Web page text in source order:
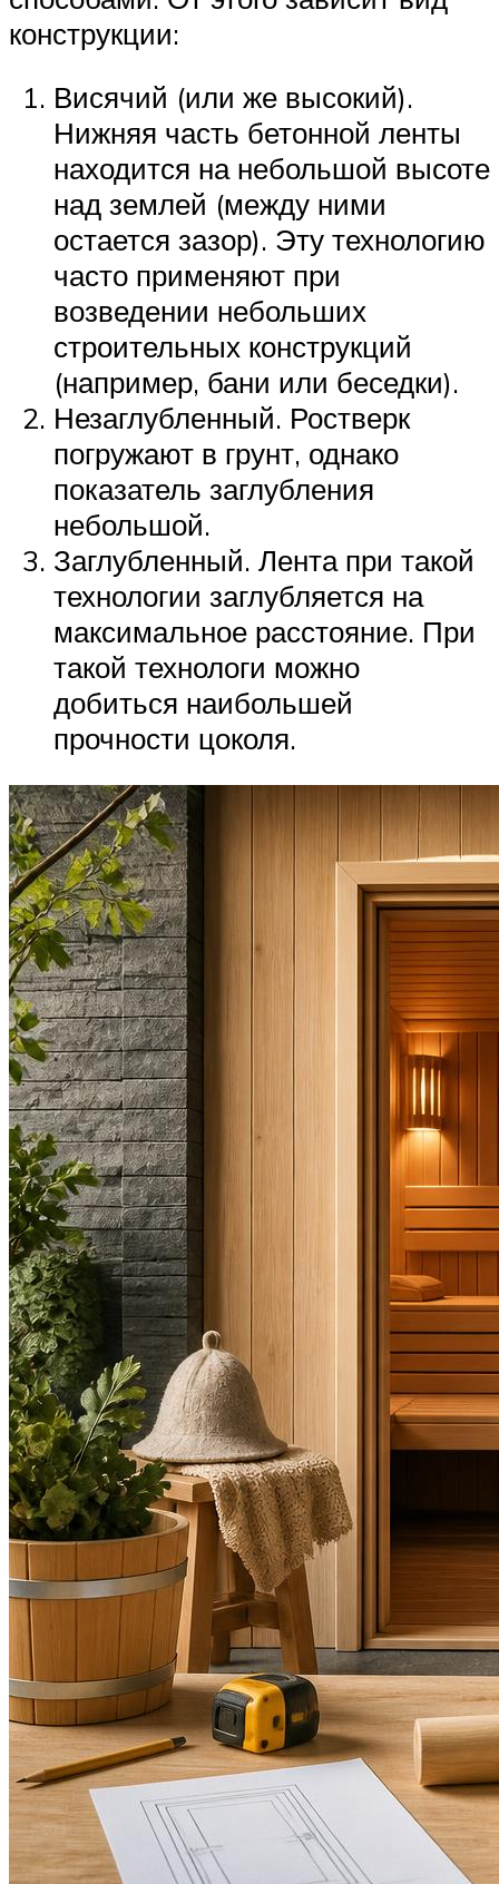
конструкции:
Висячий (или же высокий).
Нижняя часть бетонной ленты
находится на небольшой высоте
над землей (между ними
остается зазор). Эту технологию
часто применяют при
возведении небольших
строительных конструкций
(например, бани или беседки).
Незаглубленный. Ростверк
погружают в грунт, однако
показатель заглубления
небольшой.
Заглубленный. Лента при такой
технологии заглубляется на
максимальное расстояние. При
такой технологи можно
добиться наибольшей
прочности цоколя.